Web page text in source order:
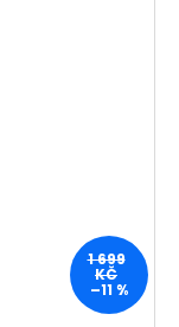
1 699
KČ
–11 %